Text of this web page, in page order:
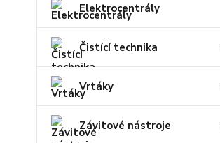
Elektrocentrály
Čistící technika
Vrtáky
Závitové nástroje